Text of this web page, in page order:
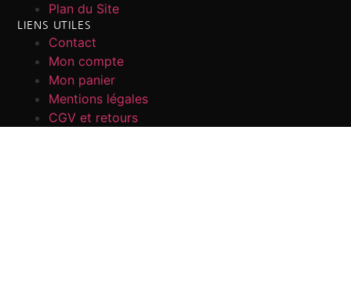
Plan du Site
LIENS UTILES
Contact
Mon compte
Mon panier
Mentions légales
CGV et retours